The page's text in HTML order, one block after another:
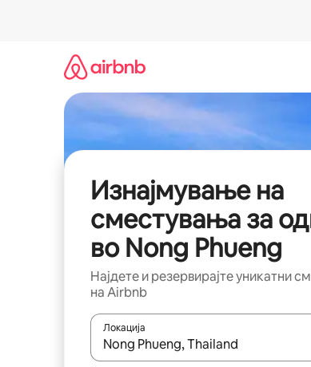
Изнајмување на
сместувања за
во Nong Phueng
Најдете и резервирајте уникатни
на Airbnb
Локација
Кога резултатите се достапни,